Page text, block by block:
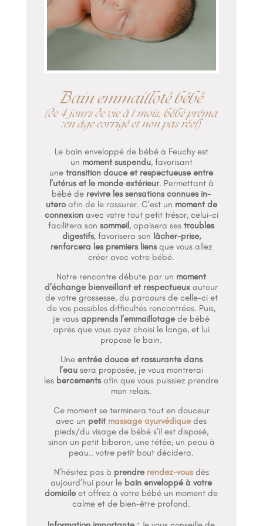
Bain emmailloté bébé
(de 4 jours de vie à 1 mois, bébé préma
:en âge corrigé et non pas réel)
Le bain enveloppé de bébé à Feuchy est
un moment suspendu, favorisant
une transition douce et respectueuse entre
l’utérus et le monde extérieur. Permettant à
bébé de revivre les sensations connues in-
utero afin de le rassurer. C’est un moment de
connexion avec votre tout petit trésor, celui-ci
facilitera son sommeil , apaisera ses troubles
digestifs, favorisera son lâcher-prise,
renforcera les premiers liens que vous allez
créer avec votre bébé.
Notre rencontre débute par un moment
d’échange bienveillant et respectueux autour
de votre grossesse, du parcours de celle-ci et
de vos possibles difficultés rencontrées. Puis,
je vous apprends l’emmaillotage de bébé
après que vous ayez choisi le lange, et lui
propose le bain.
Une entrée douce et rassurante dans
l’eau sera proposée, je vous montrerai
les bercements afin que vous puissiez prendre
mon relais.
Ce moment se terminera tout en douceur
avec un petit massage ayurvédique des
pieds/du visage de bébé s’il est disposé,
sinon un petit biberon, une tétée, un peau à
peau.. votre petit bout décidera.
N’hésitez pas à prendre rendez-vous dès
aujourd’hui pour le bain enveloppé à votre
domicile et offrez à votre bébé un moment de
calme et de bien-être profond.